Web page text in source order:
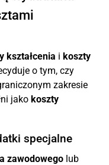
kształcenia i koszty
o tym, czy
zakresie
jako koszty
specjalne
zawodowego lub